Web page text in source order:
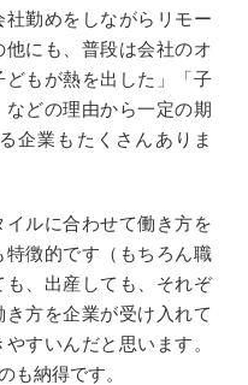
勤めをしながらリモー
他にも、普段は会社のオ
もが熱を出した」「子
どの理由から一定の期
企業もたくさんありま
ルに合わせて働き方を
徴的です（もちろん職
、出産しても、それぞ
方を企業が受け入れて
すいんだと思います。
も納得です。